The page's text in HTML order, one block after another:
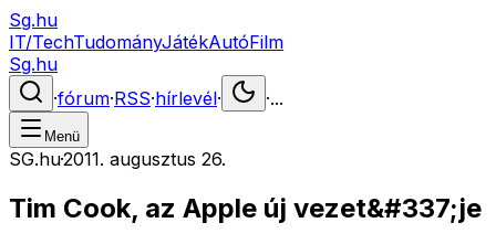
Sg.hu
IT/TechTudományJátékAutóFilm
Sg.hu
·fórum·RSS·hírlevél· ·...
Menü
SG.hu·2011. augusztus 26.
Tim Cook, az Apple új vezet&#337;je